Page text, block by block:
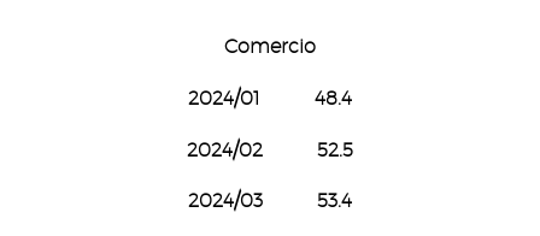
Comercio
2024/01 48.4
2024/02 52.5
2024/03 53.4